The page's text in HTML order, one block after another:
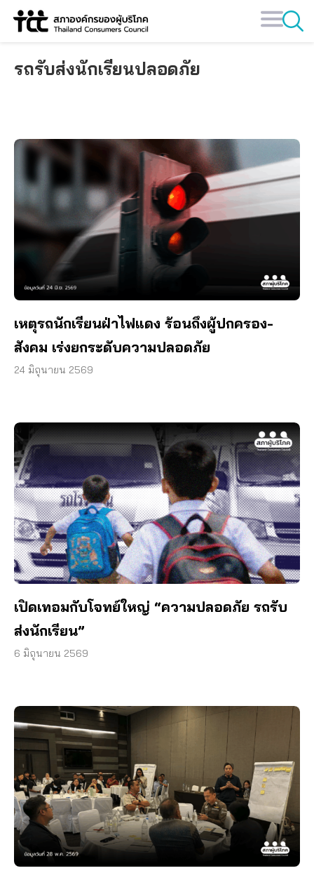
Skip
รถรับส่งนักเรียนปลอดภัย
เหตุรถนักเรียนฝ่าไฟแดง ร้อนถึงผู้ปกครอง-
สังคม เร่งยกระดับความปลอดภัย
24 มิถุนายน 2569
เปิดเทอมกับโจทย์ใหญ่ “ความปลอดภัย รถรับ
ส่งนักเรียน”
6 มิถุนายน 2569